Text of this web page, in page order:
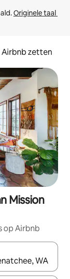
Originele taal
zetten
Mission
op Airbnb
je een keuze